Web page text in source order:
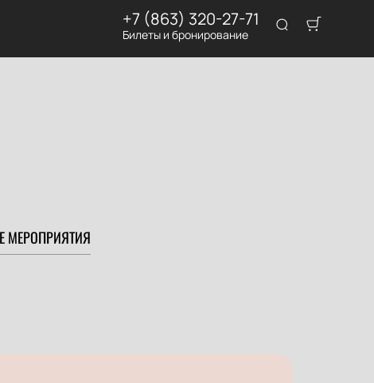
+7 (863) 320-27-71
Билеты и бронирование